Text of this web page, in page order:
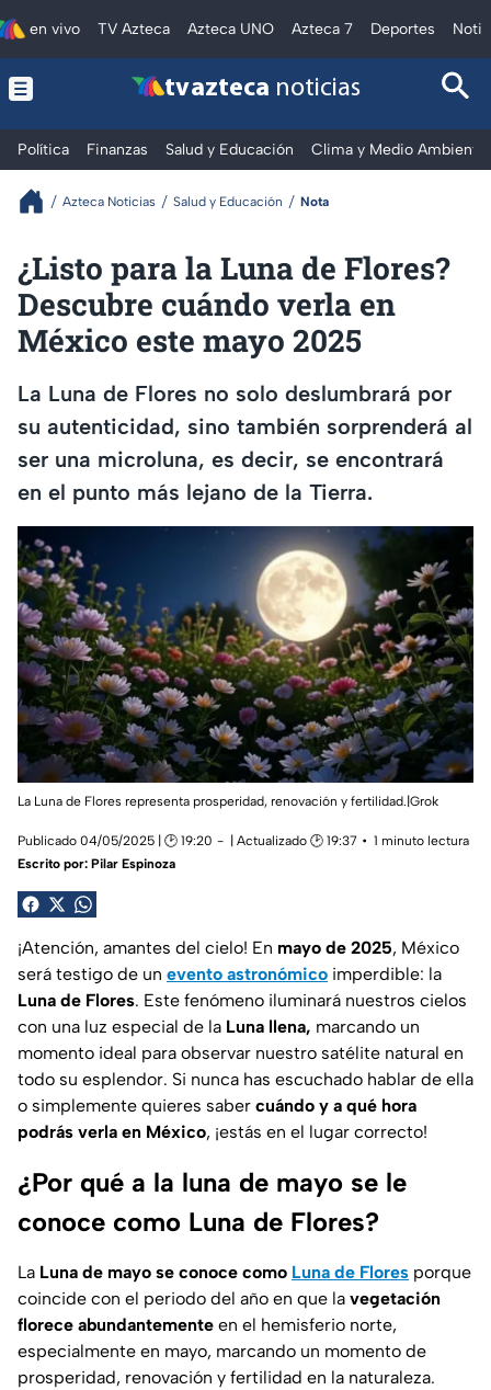
en vivo TV Azteca Azteca UNO Azteca 7 Deportes
tv azteca noticias
Política Finanzas Salud y Educación Clima y Medio Ambiente
Azteca Noticias Salud y Educación Nota
¿Listo para la Luna de Flores?
Descubre cuándo verla en
México este mayo 2025
La Luna de Flores no solo deslumbrará por
su autenticidad, sino también sorprenderá al
ser una microluna, es decir, se encontrará
en el punto más lejano de la Tierra.
La Luna de Flores representa prosperidad, renovación y fertilidad.|Grok
Publicado 04/05/2025 | 🕑 19:20 | Actualizado 🕑 19:37
1 minuto lectura
Escrito por: Pilar Espinoza
¡Atención, amantes del cielo! En mayo de 2025, México
será testigo de un evento astronómico imperdible: la
Luna de Flores. Este fenómeno iluminará nuestros cielos
con una luz especial de la Luna llena, marcando un
momento ideal para observar nuestro satélite natural en
todo su esplendor. Si nunca has escuchado hablar de ella
o simplemente quieres saber cuándo y a qué hora
podrás verla en México, ¡estás en el lugar correcto!
¿Por qué a la luna de mayo se le
conoce como Luna de Flores?
La Luna de mayo se conoce como Luna de Flores porque
coincide con el periodo del año en que la vegetación
florece abundantemente en el hemisferio norte,
especialmente en mayo, marcando un momento de
prosperidad, renovación y fertilidad en la naturaleza.